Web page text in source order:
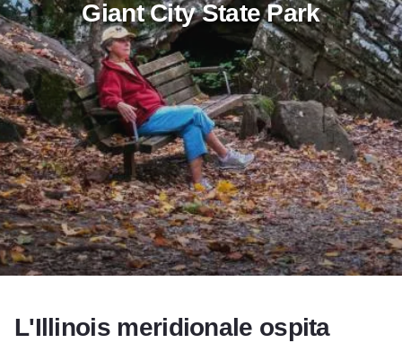
Giant City State Park
Add to Favorites
Condividi questa pagina
L'Illinois meridionale ospita